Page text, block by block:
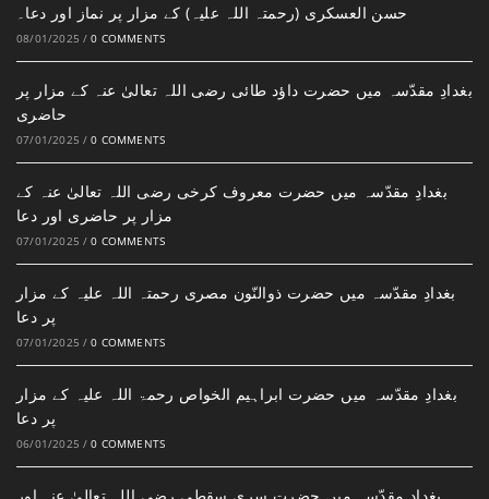
حسن العسکری (رحمتہ اللہ علیہ) کے مزار پر نماز اور دعا۔
08/01/2025 / 0 COMMENTS
بغدادِ مقدّسہ میں حضرت داؤد طائی رضی اللہ تعالیٰ عنہ کے مزار پر
حاضری
07/01/2025 / 0 COMMENTS
بغدادِ مقدّسہ میں حضرت معروف کرخی رضی اللہ تعالیٰ عنہ کے
مزار پر حاضری اور دعا
07/01/2025 / 0 COMMENTS
بغدادِ مقدّسہ میں حضرت ذوالنّون مصری رحمتہ اللہ علیہ کے مزار
پر دعا
07/01/2025 / 0 COMMENTS
بغدادِ مقدّسہ میں حضرت ابراہیم الخواص رحمۃ اللہ علیہ کے مزار
پر دعا
06/01/2025 / 0 COMMENTS
بغدادِ مقدّسہ میں حضرت سری سقطی رضی اللہ تعالیٰ عنہ اور